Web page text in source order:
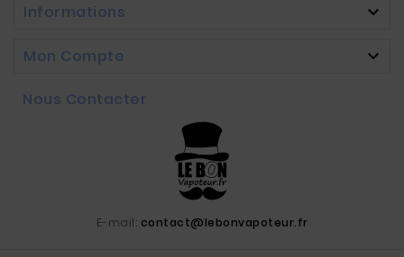
Informations 
Mon Compte 
Nous Contacter
E-mail: contact@lebonvapoteur.fr